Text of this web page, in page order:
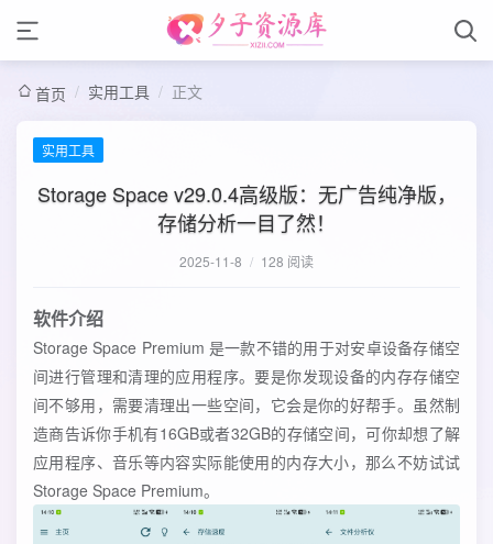
首页 / 实用工具 / 正文
实用工具
Storage Space v29.0.4高级版：无广告纯净版，
存储分析一目了然！
2025-11-8 / 128 阅读
软件介绍
Storage Space Premium 是一款不错的用于对安卓设备存储空
间进行管理和清理的应用程序。要是你发现设备的内存存储空
间不够用，需要清理出一些空间，它会是你的好帮手。虽然制
造商告诉你手机有16GB或者32GB的存储空间，可你却想了解
应用程序、音乐等内容实际能使用的内存大小，那么不妨试试
Storage Space Premium。